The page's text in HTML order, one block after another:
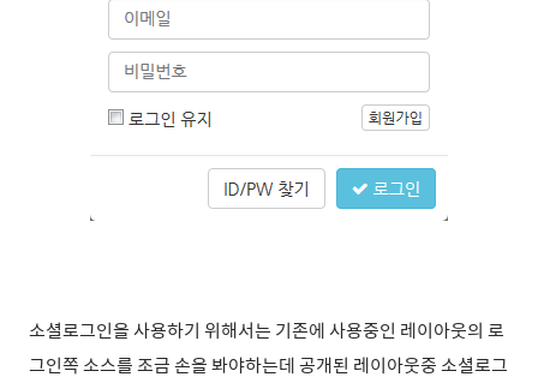
소셜로그인을 사용하기 위해서는 기존에 사용중인 레이아웃의 로
그인쪽 소스를 조금 손을 봐야하는데 공개된 레이아웃중 소셜로그